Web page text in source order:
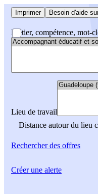
Imprimer Besoin d'aide
Métier, compétence, mot-
Lieu de travail
Distance autour du lieu
Rechercherdes offres
Créer une alerte